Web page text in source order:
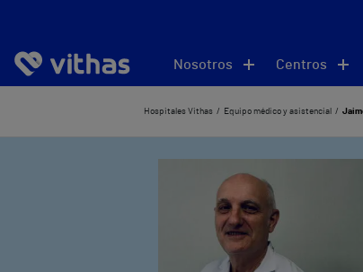
Nosotros Centros
Hospitales Vithas Equipo médico y asistencial